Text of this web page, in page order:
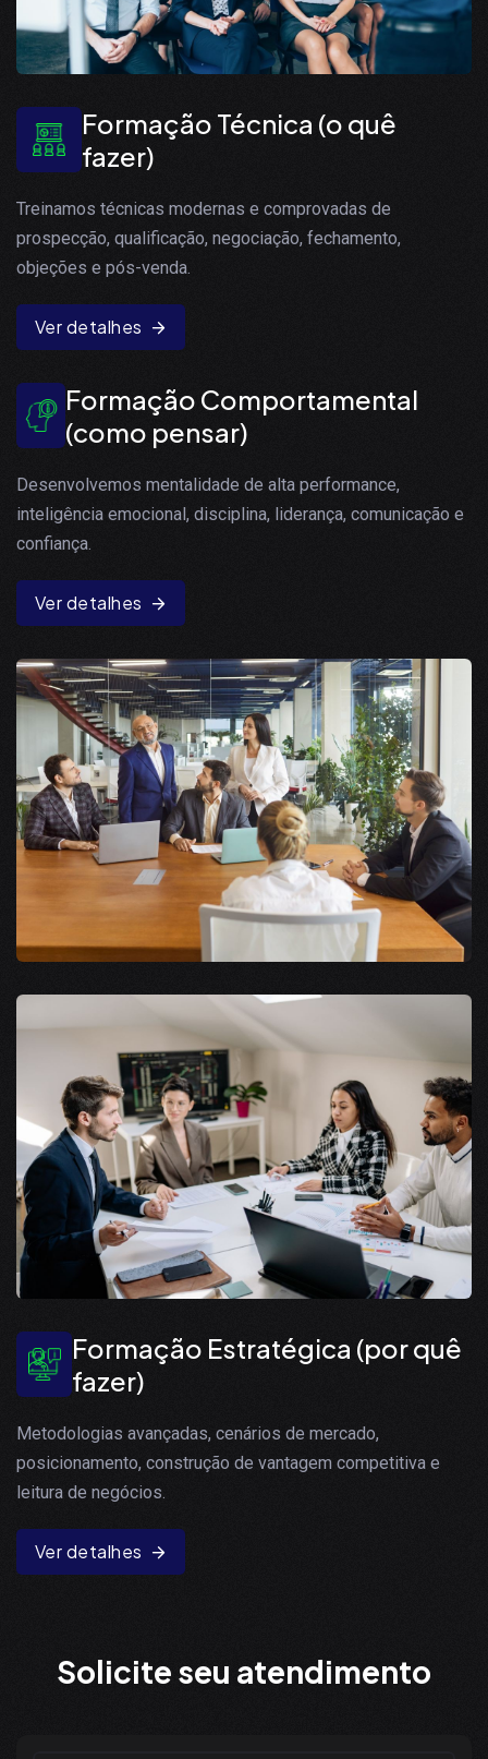
Formação Técnica (o quê
fazer)
Treinamos técnicas modernas e comprovadas de
prospecção, qualificação, negociação, fechamento,
objeções e pós-venda.
Ver detalhes
Formação Comportamental
(como pensar)
Desenvolvemos mentalidade de alta performance,
inteligência emocional, disciplina, liderança, comunicação e
confiança.
Ver detalhes
Formação Estratégica (por quê
fazer)
Metodologias avançadas, cenários de mercado,
posicionamento, construção de vantagem competitiva e
leitura de negócios.
Ver detalhes
Solicite seu atendimento